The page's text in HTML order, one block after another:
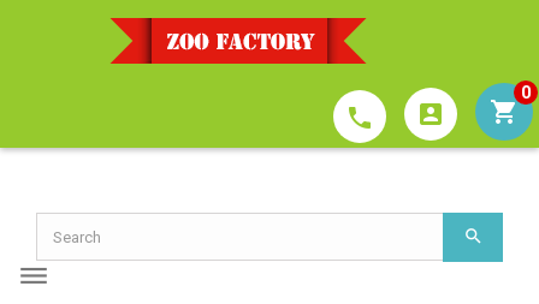
0
account_box
phone